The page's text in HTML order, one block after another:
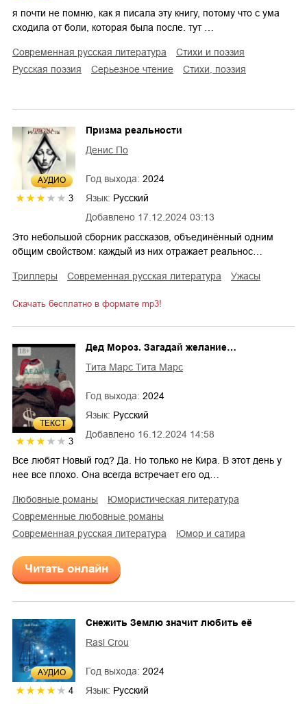
я почти не помню, как я писала эту книгу, потому что с ума
сходила от боли, которая была после. тут …
современная русская литература
стихи и поэзия
русская поэзия
серьезное чтение cтихи, поэзия
AУДИО
3
Добавлено 17.12.2024 03:13
Призма реальности
Денис По
Год выхода: 2024
Язык: Русский
Это небольшой сборник рассказов, объединённый одним
общим свойством: каждый из них отражает реальнос…
триллеры современная русская литература ужасы
Скачать бесплатно в формате mp3!
ТЕКСТ
3
Добавлено 16.12.2024 14:58
Дед Мороз. Загадай желание…
Тита Марс Тита Марс
Год выхода: 2024
Язык: Русский
Все любят Новый год? Да. Но только не Кира. В этот день у
нее все плохо. Она всегда встречает его од…
любовные романы
юмористическая литература
современные любовные романы
современная русская литература
юмор и сатира
Читать онлайн
AУДИО
4
Снежить Землю значит любить её
Rasl Crou
Год выхода: 2024
Язык: Русский